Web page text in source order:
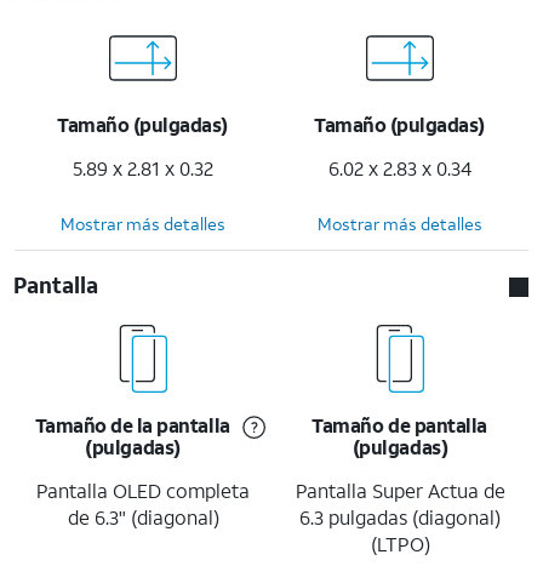
Tamaño (pulgadas)
5.89 x 2.81 x 0.32
Tamaño (pulgadas)
6.02 x 2.83 x 0.34
Mostrar más detalles Mostrar más detalles
Pantalla
Tamaño de la pantalla
(pulgadas)
Pantalla OLED completa
de 6.3" (diagonal)
Tamaño de pantalla
(pulgadas)
Pantalla Super Actua de
6.3 pulgadas (diagonal)
(LTPO)